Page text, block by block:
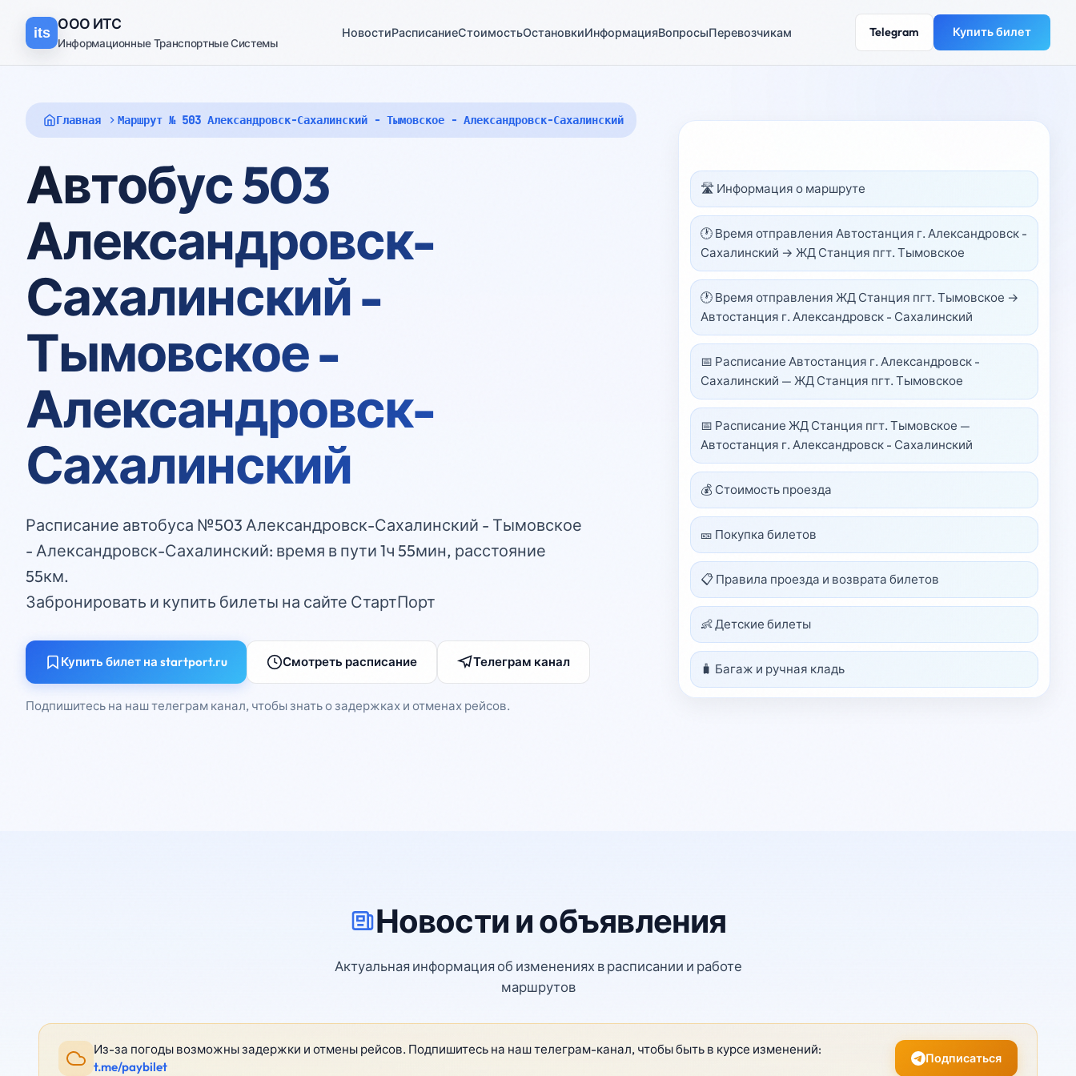
its ООО ИТС
Информационные Транспортные Системы
НовостиРасписаниеСтоимостьОстановкиИнформацияВопросыПеревозчикам Telegram Купить билет
Главная Маршрут № 503 Александровск-Сахалинский - Тымовское - Александровск-Сахалинский
Автобус 503
Александровск-
Сахалинский -
Тымовское -
Александровск-
Сахалинский
Расписание автобуса №503 Александровск-Сахалинский - Тымовское
- Александровск-Сахалинский: время в пути 1ч 55мин, расстояние
55км.
Забронировать и купить билеты на сайте СтартПорт
Купить билет на startport.ru Смотреть расписание Телеграм канал
Подпишитесь на наш телеграм канал, чтобы знать о задержках и отменах рейсов.
🛣️ Информация о маршруте
🕐 Время отправления Автостанция г. Александровск -
Сахалинский → ЖД Станция пгт. Тымовское
🕐 Время отправления ЖД Станция пгт. Тымовское →
Автостанция г. Александровск - Сахалинский
📅 Расписание Автостанция г. Александровск -
Сахалинский — ЖД Станция пгт. Тымовское
📅 Расписание ЖД Станция пгт. Тымовское —
Автостанция г. Александровск - Сахалинский
💰 Стоимость проезда
🎫 Покупка билетов
📋 Правила проезда и возврата билетов
👶 Детские билеты
🧳 Багаж и ручная кладь
Новости и объявления
Актуальная информация об изменениях в расписании и работе
маршрутов
Из-за погоды возможны задержки и отмены рейсов. Подпишитесь на наш телеграм-канал, чтобы быть в курсе изменений:
t.me/paybilet
Подписаться